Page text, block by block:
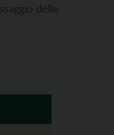
dello